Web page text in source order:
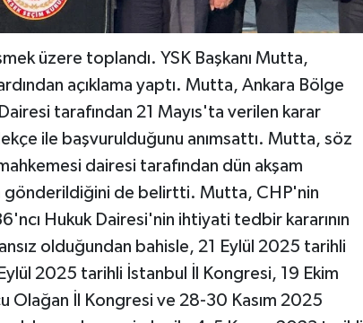
üzere toplandı. YSK Başkanı Mutta,
açıklama yaptı. Mutta, Ankara Bölge
tarafından 21 Mayıs'ta verilen karar
ile başvurulduğunu anımsattı. Mutta, söz
dairesi tarafından dün akşam
gönderildiğini de belirtti. Mutta, CHP'nin
Hukuk Dairesi'nin ihtiyati tedbir kararının
olduğundan bahisle, 21 Eylül 2025 tarihli
2025 tarihli İstanbul İl Kongresi, 19 Ekim
Olağan İl Kongresi ve 28-30 Kasım 2025